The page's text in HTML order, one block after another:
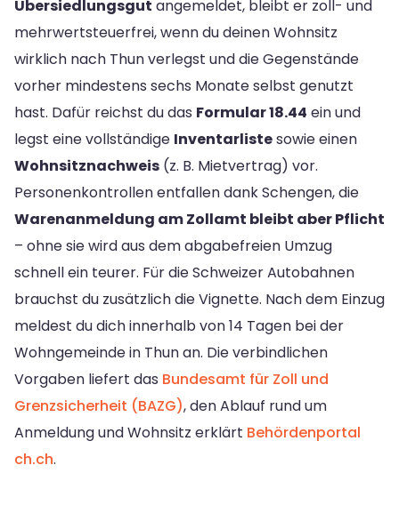
Übersiedlungsgut angemeldet, bleibt er zoll- und
mehrwertsteuerfrei, wenn du deinen Wohnsitz
wirklich nach Thun verlegst und die Gegenstände
vorher mindestens sechs Monate selbst genutzt
hast. Dafür reichst du das Formular 18.44 ein und
legst eine vollständige Inventarlistesowie einen
Wohnsitznachweis (z. B. Mietvertrag) vor.
Personenkontrollen entfallen dank Schengen, die
Warenanmeldung am Zollamt bleibt aber Pflicht
– ohne sie wird aus dem abgabefreien Umzug
schnell ein teurer. Für die Schweizer Autobahnen
brauchst du zusätzlich die Vignette. Nach dem Einzug
meldest du dich innerhalb von 14 Tagen bei der
Wohngemeinde in Thun an. Die verbindlichen
Vorgaben liefert das Bundesamt für Zoll und
Grenzsicherheit (BAZG), den Ablauf rund um
Anmeldung und Wohnsitz erklärt Behördenportal
ch.ch.